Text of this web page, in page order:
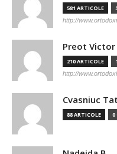
581 ARTICOLE
http://
Preot Victor
210 ARTICOLE
http://
Cvasniuc
88 ARTICOLE 0